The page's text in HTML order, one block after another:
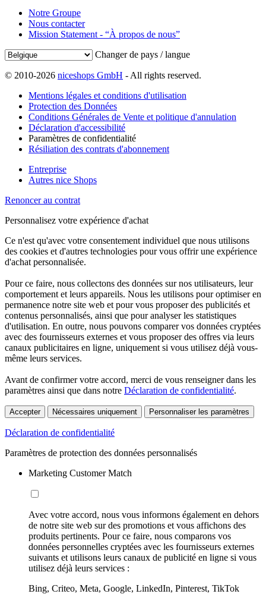
Notre Groupe
Nous contacter
Mission Statement - “À propos de nous”
Changer de pays / langue
© 2010-2026 niceshops GmbH - All rights reserved.
Mentions légales et conditions d'utilisation
Protection des Données
Conditions Générales de Vente et politique d'annulation
Déclaration d'accessibilité
Paramètres de confidentialité
Résiliation des contrats d'abonnement
Entreprise
Autres nice Shops
Renoncer au contrat
Personnalisez votre expérience d'achat
Ce n'est qu'avec votre consentement individuel que nous utilisons
des cookies et d'autres technologies pour vous offrir une expérience
d'achat personnalisée.
Pour ce faire, nous collectons des données sur nos utilisateurs, leur
comportement et leurs appareils. Nous les utilisons pour optimiser en
permanence notre site web et pour vous proposer des publicités et
contenus personnalisés, ainsi que pour analyser les statistiques
d'utilisation. En outre, nous pouvons comparer vos données cryptées
avec des fournisseurs externes et vous proposer des offres via leurs
canaux publicitaires en ligne, uniquement si vous utilisez déjà vous-
même leurs services.
Avant de confirmer votre accord, merci de vous renseigner dans les
paramètres ainsi que dans notre Déclaration de confidentialité.
Accepter Nécessaires uniquement Personnaliser les paramètres
Déclaration de confidentialité
Paramètres de protection des données personnalisés
Marketing Customer Match
Avec votre accord, nous vous informons également en dehors
de notre site web sur des promotions et vous affichons des
produits pertinents. Pour ce faire, nous comparons vos
données personnelles cryptées avec les fournisseurs externes
suivants et utilisons leurs canaux de publicité en ligne si vous
utilisez déjà leurs services :
Bing, Criteo, Meta, Google, LinkedIn, Pinterest, TikTok